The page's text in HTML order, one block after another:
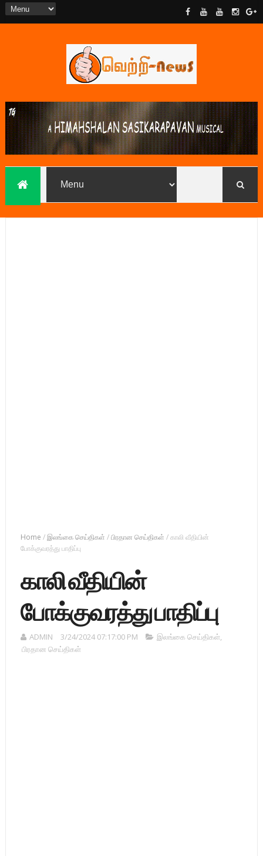
Home /இலங்கை செய்திகள் /பிரதான செய்திகள் /காலி வீதியின்
போக்குவரத்து பாதிப்பு
காலி வீதியின்
போக்குவரத்து பாதிப்பு
ADMIN 3/24/2024 07:17:00 PM இலங்கை செய்திகள்,
பிரதான செய்திகள்